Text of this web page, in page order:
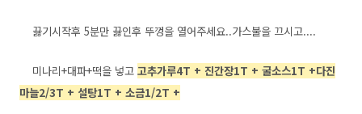
끓기시작후 5분만 끓인후 뚜껑을 열어주세요..가스불을 끄시고....
미나리+대파+떡을 넣고 고추가루4T + 진간장1T + 굴소스1T +다진
마늘2/3T + 설탕1T + 소금1/2T +